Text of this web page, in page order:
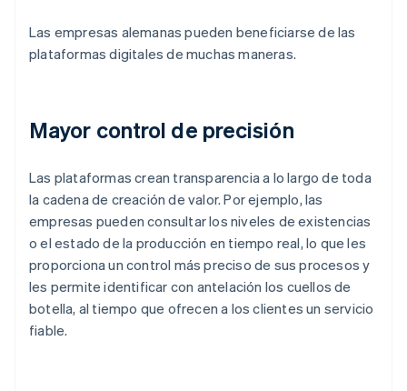
Las empresas alemanas pueden beneficiarse de las
plataformas digitales de muchas maneras.
Mayor control de precisión
Las plataformas crean transparencia a lo largo de toda
la cadena de creación de valor. Por ejemplo, las
empresas pueden consultar los niveles de existencias
o el estado de la producción en tiempo real, lo que les
proporciona un control más preciso de sus procesos y
les permite identificar con antelación los cuellos de
botella, al tiempo que ofrecen a los clientes un servicio
fiable.